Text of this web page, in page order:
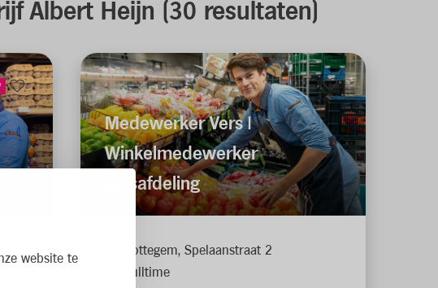
website te
Albert Heijn 30 resultaten
Medewerker Vers |
Winkelmedewerker
versafdeling
Zottegem, Spelaanstraat 2
Fulltime